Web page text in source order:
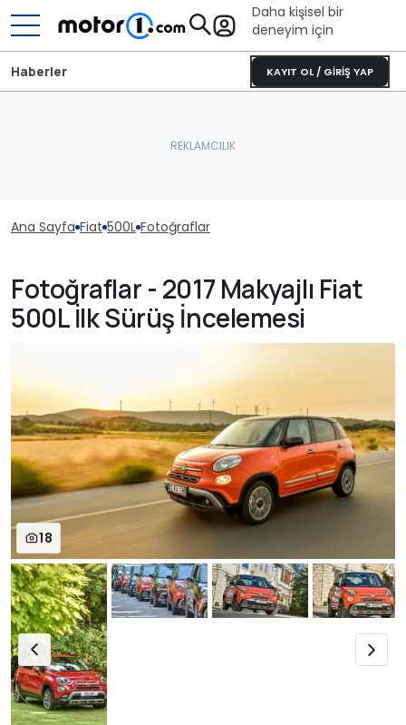
Daha kişisel bir
deneyim için
KAYIT OL / GİRİŞ YAP
Haberler
Ana Sayfa Fiat 500L Fotoğraflar
Fotoğraflar - 2017 Makyajlı Fiat
500L İlk Sürüş İncelemesi
18